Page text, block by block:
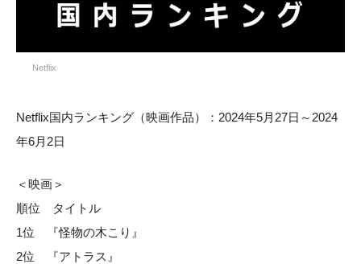
Netflix
Netflix国内ランキング（映画作品）：2024年5月27日～2024
年6月2日
＜映画＞
順位 タイトル
1位 『怪物の木こり』
2位 『アトラス』